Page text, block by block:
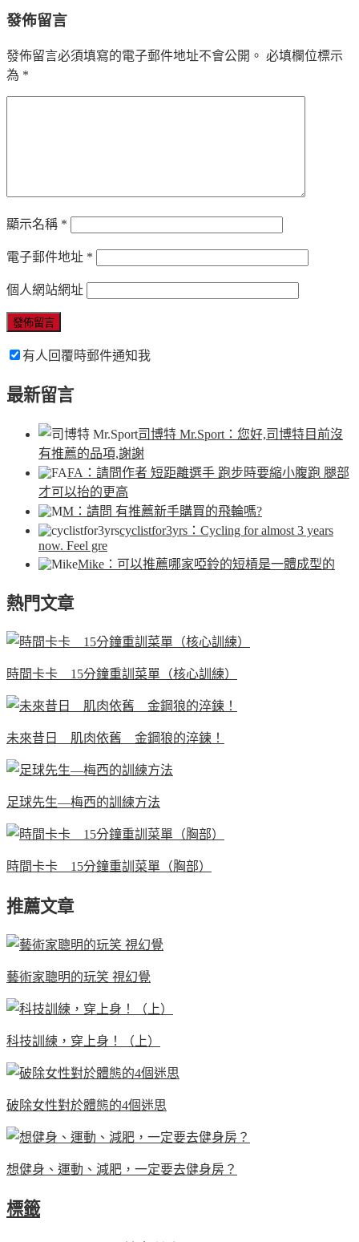
發佈留言
發佈留言必須填寫的電子郵件地址不會公開。 必填欄位標示
為 *
顯示名稱 *
電子郵件地址 *
個人網站網址
有人回覆時郵件通知我
最新留言
司博特 Mr.Sport ：您好,司博特目前沒
有推薦的品項,謝謝
FA ：請問作者 短距離選手 跑步時要縮小腹跑 腿部
才可以抬的更高
M ：請問 有推薦新手購買的飛輪嗎?
cyclistfor3yrs ：Cycling for almost 3 years
now. Feel gre
Mike ：可以推薦哪家啞鈴的短槓是一體成型的
熱門文章
時間卡卡 15分鐘重訓菜單（核心訓練）
未來昔日 肌肉依舊 金鋼狼的淬鍊！
足球先生—梅西的訓練方法
時間卡卡 15分鐘重訓菜單（胸部）
推薦文章
藝術家聰明的玩笑 視幻覺
科技訓練，穿上身！（上）
破除女性對於體態的4個迷思
想健身、運動、減肥，一定要去健身房？
標籤